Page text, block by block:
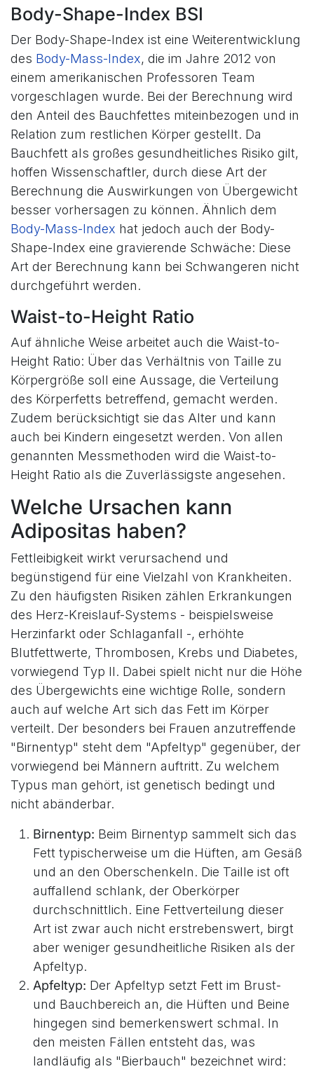
Body-Shape-Index BSI
Der Body-Shape-Index ist eine Weiterentwicklung
des Body-Mass-Index, die im Jahre 2012 von
einem amerikanischen Professoren Team
vorgeschlagen wurde. Bei der Berechnung wird
den Anteil des Bauchfettes miteinbezogen und in
Relation zum restlichen Körper gestellt. Da
Bauchfett als großes gesundheitliches Risiko gilt,
hoffen Wissenschaftler, durch diese Art der
Berechnung die Auswirkungen von Übergewicht
besser vorhersagen zu können. Ähnlich dem
Body-Mass-Index hat jedoch auch der Body-
Shape-Index eine gravierende Schwäche: Diese
Art der Berechnung kann bei Schwangeren nicht
durchgeführt werden.
Waist-to-Height Ratio
Auf ähnliche Weise arbeitet auch die Waist-to-
Height Ratio: Über das Verhältnis von Taille zu
Körpergröße soll eine Aussage, die Verteilung
des Körperfetts betreffend, gemacht werden.
Zudem berücksichtigt sie das Alter und kann
auch bei Kindern eingesetzt werden. Von allen
genannten Messmethoden wird die Waist-to-
Height Ratio als die Zuverlässigste angesehen.
Welche Ursachen kann
Adipositas haben?
Fettleibigkeit wirkt verursachend und
begünstigend für eine Vielzahl von Krankheiten.
Zu den häufigsten Risiken zählen Erkrankungen
des Herz-Kreislauf-Systems - beispielsweise
Herzinfarkt oder Schlaganfall -, erhöhte
Blutfettwerte, Thrombosen, Krebs und Diabetes,
vorwiegend Typ II. Dabei spielt nicht nur die Höhe
des Übergewichts eine wichtige Rolle, sondern
auch auf welche Art sich das Fett im Körper
verteilt. Der besonders bei Frauen anzutreffende
"Birnentyp" steht dem "Apfeltyp" gegenüber, der
vorwiegend bei Männern auftritt. Zu welchem
Typus man gehört, ist genetisch bedingt und
nicht abänderbar.
Birnentyp: Beim Birnentyp sammelt sich das
Fett typischerweise um die Hüften, am Gesäß
und an den Oberschenkeln. Die Taille ist oft
auffallend schlank, der Oberkörper
durchschnittlich. Eine Fettverteilung dieser
Art ist zwar auch nicht erstrebenswert, birgt
aber weniger gesundheitliche Risiken als der
Apfeltyp.
Apfeltyp: Der Apfeltyp setzt Fett im Brust-
und Bauchbereich an, die Hüften und Beine
hingegen sind bemerkenswert schmal. In
den meisten Fällen entsteht das, was
landläufig als "Bierbauch" bezeichnet wird: